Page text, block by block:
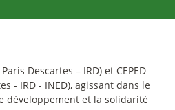
Descartes – IRD) et CEPED
- IRD - INED), agissant dans le
développement et la solidarité